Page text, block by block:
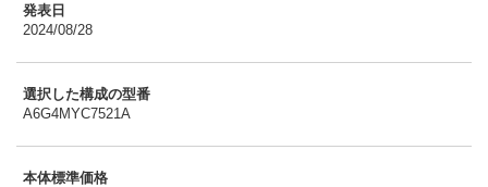
発表日
2024/08/28
選択した構成の型番
A6G4MYC7521A
本体標準価格